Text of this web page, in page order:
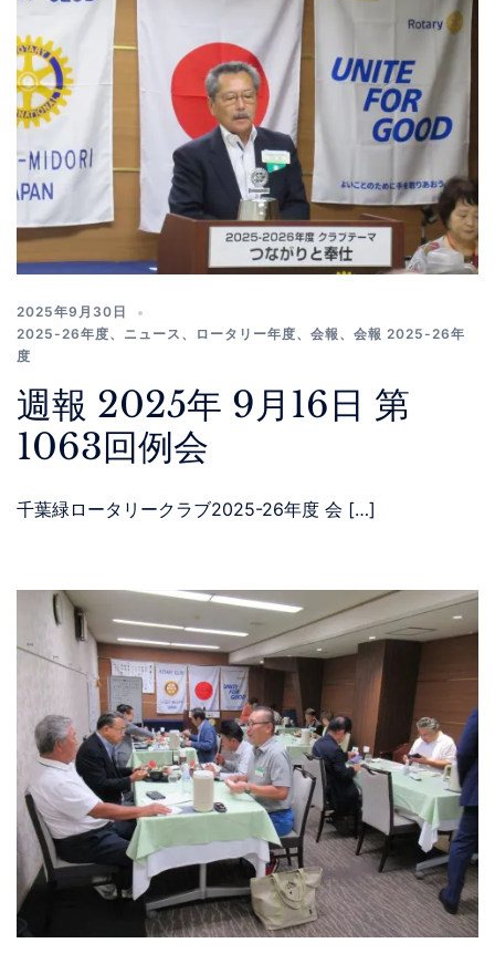
2025年9月30日
2025-26年度、 ニュース 、 ロータリー年度、 会報 、 会報 2025-26年
度
週報 2025年 9月16日 第
1063回例会
千葉緑ロータリークラブ2025-26年度 会 […]